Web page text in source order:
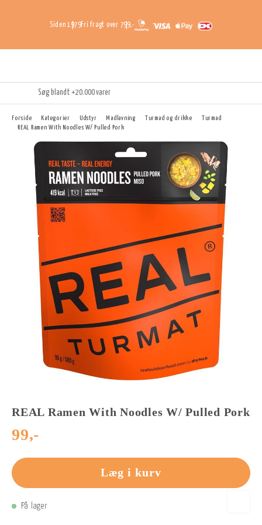
Siden 1979Fri fragt over 799,-
Forside Kategorier Udstyr Madlavning Turmad og drikke
Turmad
REAL Ramen With Noodles W/ Pulled Pork
REAL Ramen With Noodles W/ Pulled
99,-
Læg i kurv